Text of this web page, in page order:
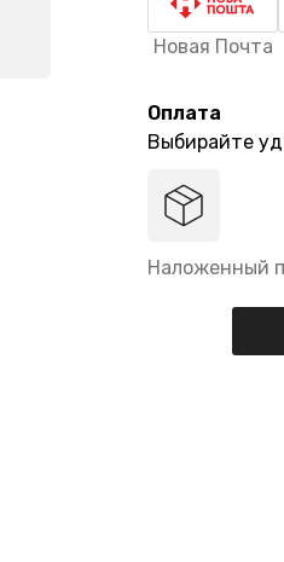
Новая Почта
Оплата
Выбирайте
Наложенный